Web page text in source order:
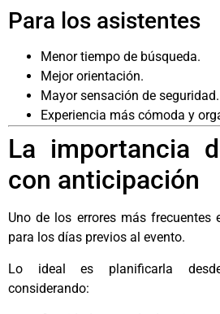
Para los asistentes
Menor tiempo de búsqueda.
Mejor orientación.
Mayor sensación de seguridad.
Experiencia más cómoda y
La importancia
con anticipación
Uno de los errores más frecuentes
para los días previos al evento.
Lo ideal es planificarla
considerando: